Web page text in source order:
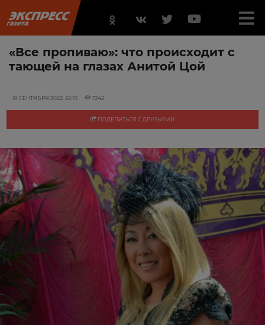
«Все пропиваю»: что происходит с
тающей на глазах Анитой Цой
18 СЕНТЯБРЯ 2022, 22:10 7242
ПОДЕЛИТЬСЯ С ДРУЗЬЯМИ